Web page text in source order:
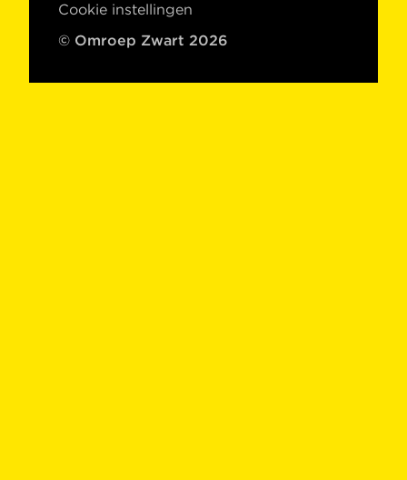
Cookie instellingen
© Omroep Zwart 2026